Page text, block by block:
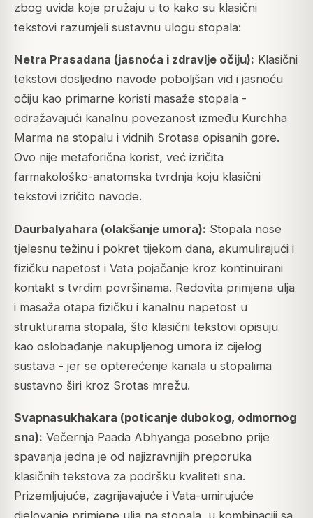
zbog uvida koje pružaju u to kako su klasični
tekstovi razumjeli sustavnu ulogu stopala:
Netra Prasadana (jasnoća i zdravlje očiju): Klasični
tekstovi dosljedno navode poboljšan vid i jasnoću
očiju kao primarne koristi masaže stopala -
odražavajući kanalnu povezanost između Kurchha
Marma na stopalu i vidnih Srotasa opisanih gore.
Ovo nije metaforična korist, već izričita
farmakološko-anatomska tvrdnja koju klasični
tekstovi izričito navode.
Daurbalyahara (olakšanje umora): Stopala nose
tjelesnu težinu i pokret tijekom dana, akumulirajući i
fizičku napetost i Vata pojačanje kroz kontinuirani
kontakt s tvrdim površinama. Redovita primjena ulja
i masaža otapa fizičku i kanalnu napetost u
strukturama stopala, što klasični tekstovi opisuju
kao oslobađanje nakupljenog umora iz cijelog
sustava - jer se opterećenje kanala u stopalima
sustavno širi kroz Srotas mrežu.
Svapnasukhakara (poticanje dubokog, odmornog
sna): Večernja Paada Abhyanga posebno prije
spavanja jedna je od najizravnijih preporuka
klasičnih tekstova za podršku kvaliteti sna.
Prizemljujuće, zagrijavajuće i Vata-umirujuće
djelovanje primjene ulja na stopala, u kombinaciji sa